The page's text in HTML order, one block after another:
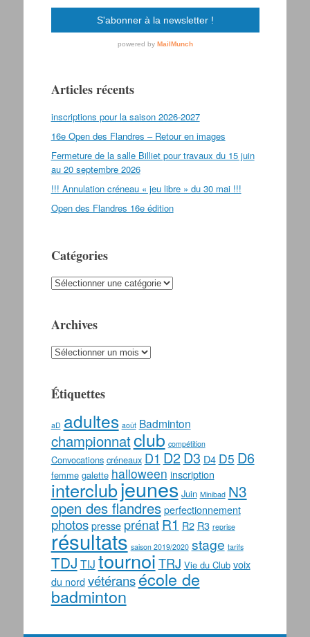
Articles récents
inscriptions pour la saison 2026-2027
16e Open des Flandres – Retour en images
Fermeture de la salle Billiet pour travaux du 15 juin
au 20 septembre 2026
!!! Annulation créneau « jeu libre » du 30 mai !!!
Open des Flandres 16e édition
Catégories
Catégories
Archives
Archives
Étiquettes
aD adultes août Badminton
championnatclub compétition
Convocations créneaux D1 D2 D3 D4 D5 D6
femme galette halloween inscription
interclubjeunes Juin Minibad N3
open des flandres perfectionnement
photos presse prénat R1 R2 R3 reprise
résultats saison 2019/2020 stage tarifs
TDJ TIJ tournoiTRJ Vie du Club voix
du nord vétéransécole de
badminton